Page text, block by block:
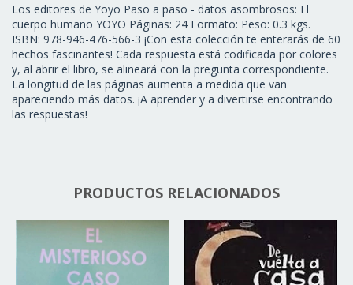
Los editores de Yoyo Paso a paso - datos asombrosos: El
cuerpo humano YOYO Páginas: 24 Formato: Peso: 0.3 kgs.
ISBN: 978-946-476-566-3 ¡Con esta colección te enterarás de 60
hechos fascinantes! Cada respuesta está codificada por colores
y, al abrir el libro, se alineará con la pregunta correspondiente.
La longitud de las páginas aumenta a medida que van
apareciendo más datos. ¡A aprender y a divertirse encontrando
las respuestas!
PRODUCTOS RELACIONADOS